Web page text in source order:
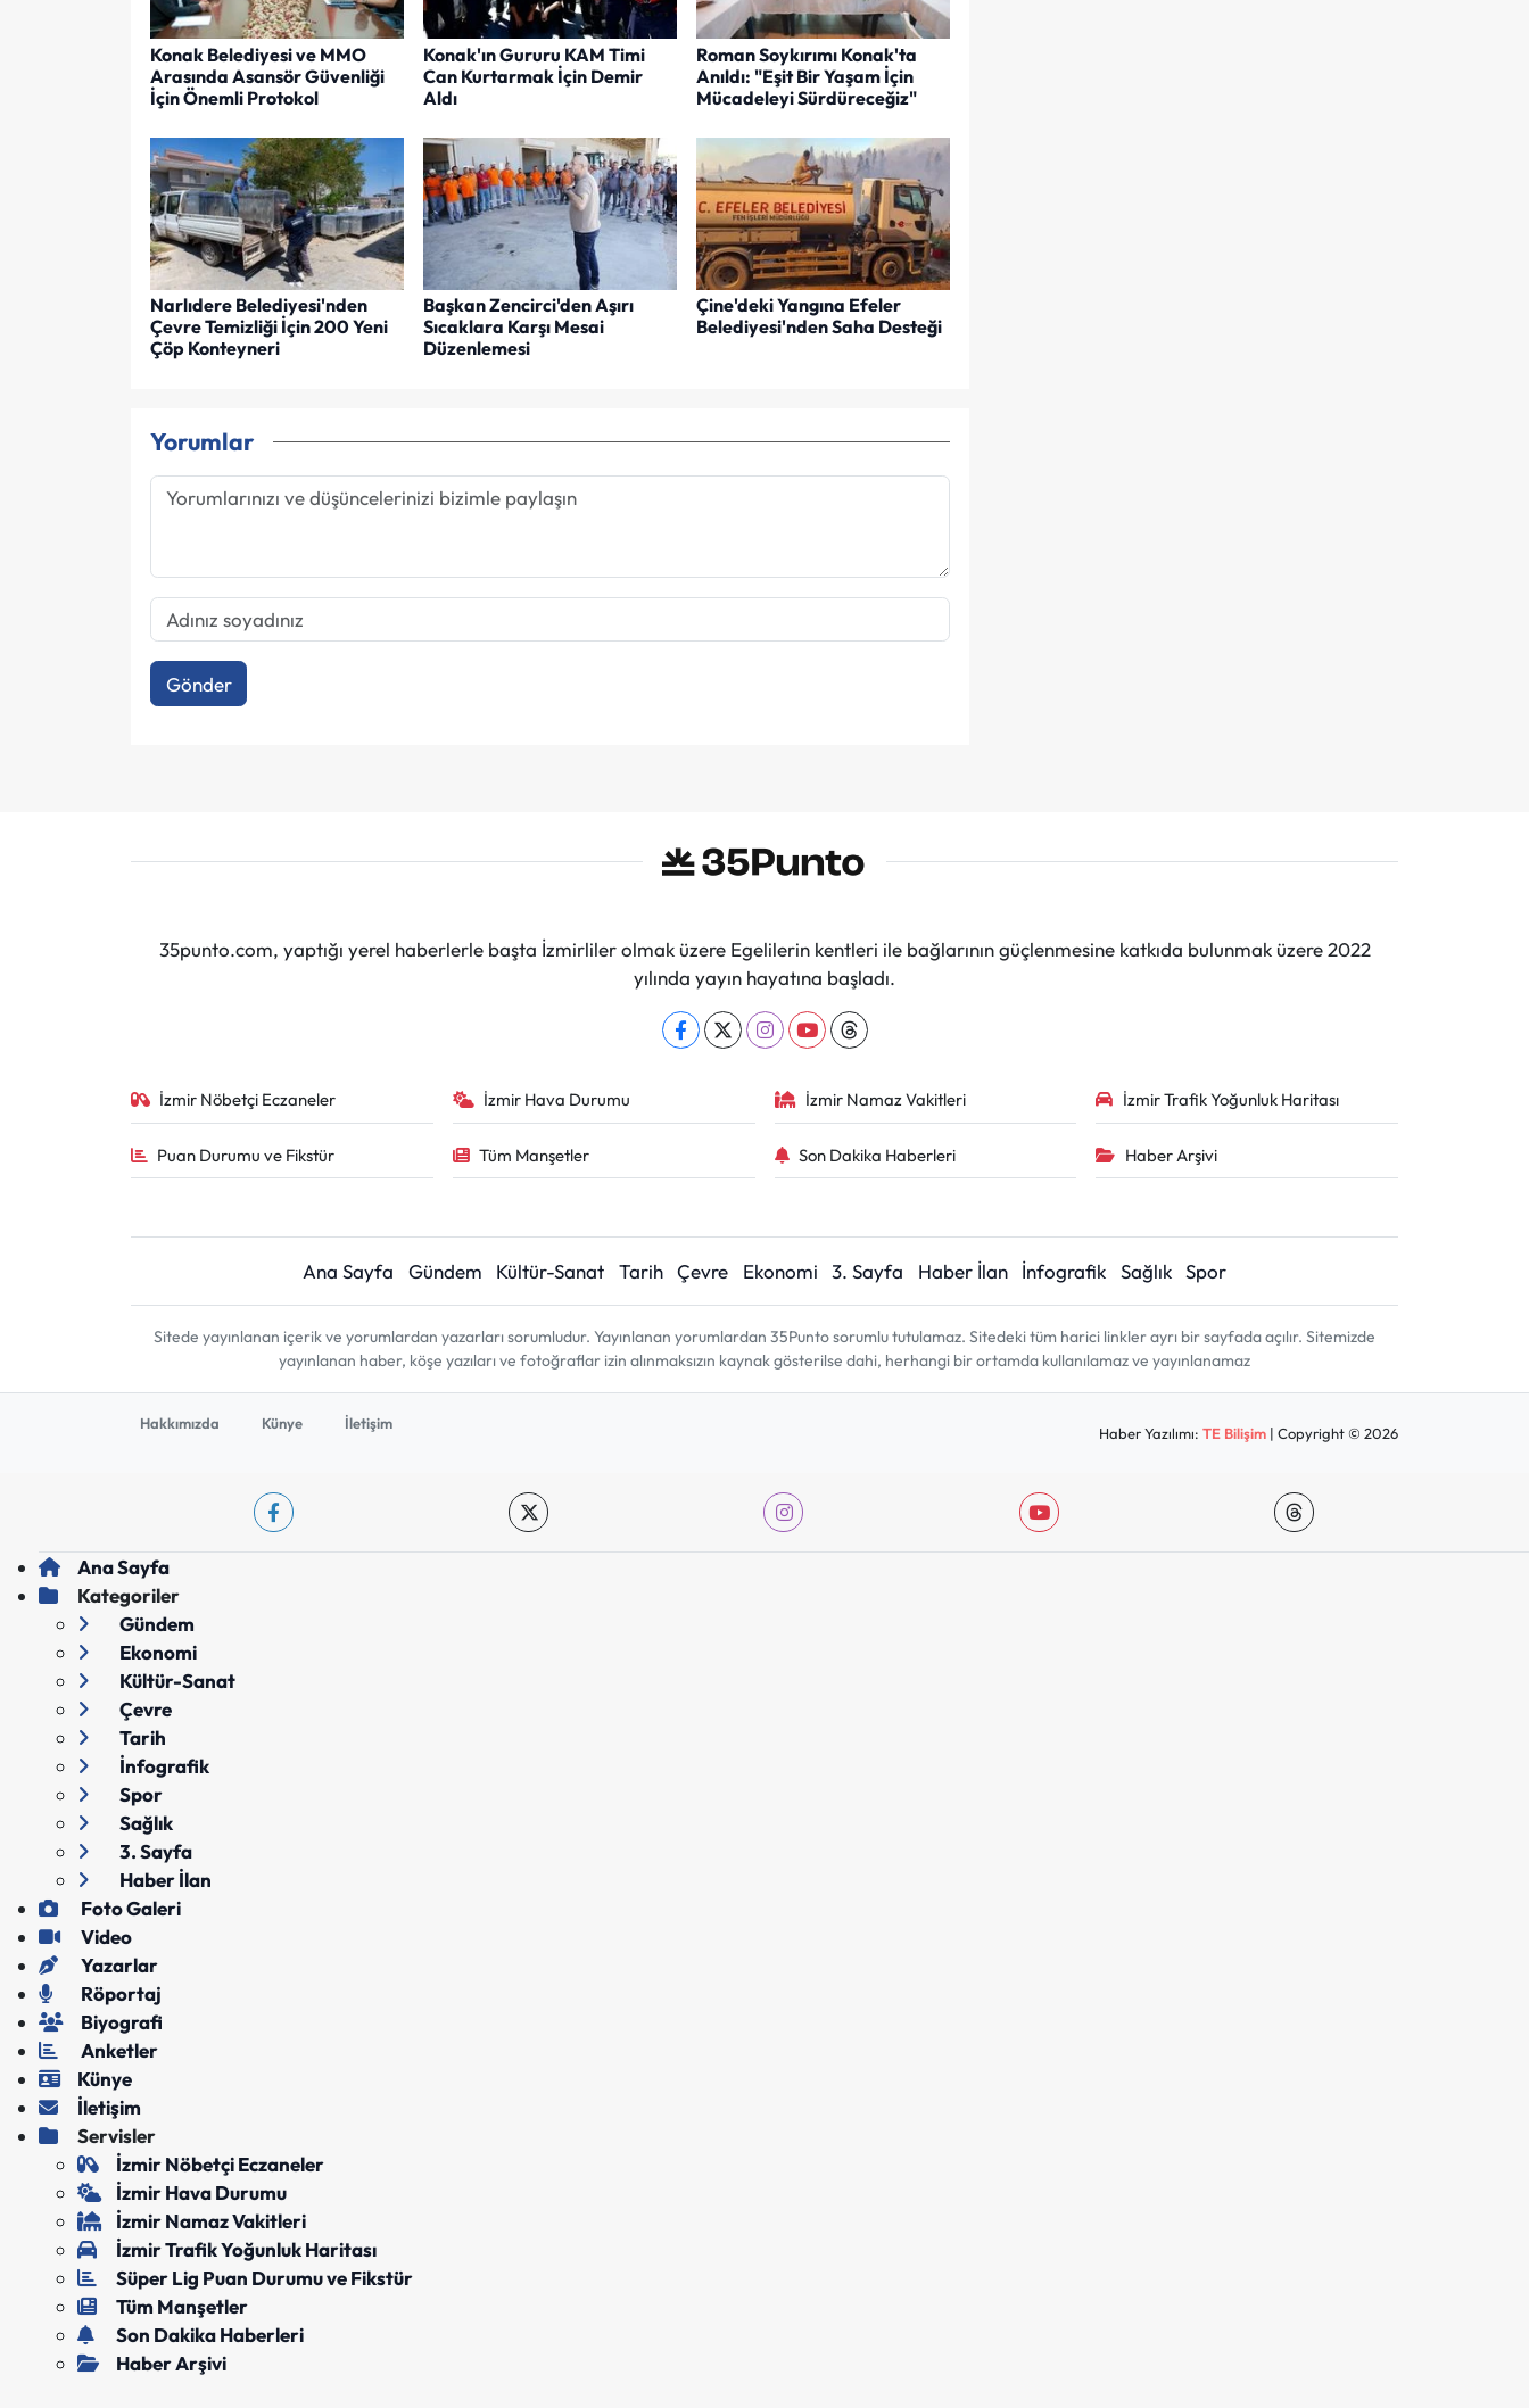
Konak Belediyesi ve MMO
Arasında Asansör Güvenliği
İçin Önemli Protokol
Konak'ın Gururu KAM Timi
Can Kurtarmak İçin Demir
Aldı
Roman Soykırımı Konak'ta
Anıldı: "Eşit Bir Yaşam İçin
Mücadeleyi Sürdüreceğiz"
Narlıdere Belediyesi'nden
Çevre Temizliği İçin 200 Yeni
Çöp Konteyneri
Başkan Zencirci'den Aşırı
Sıcaklara Karşı Mesai
Düzenlemesi
Çine'deki Yangına Efeler
Belediyesi'nden Saha Desteği
Yorumlar
Gönder
35punto.com, yaptığı yerel haberlerle başta İzmirliler olmak üzere Egelilerin kentleri ile bağlarının güçlenmesine katkıda bulunmak üzere 2022
yılında yayın hayatına başladı.
İzmir Nöbetçi Eczaneler İzmir Hava Durumu İzmir Namaz Vakitleri İzmir Trafik Yoğunluk Haritası
Puan Durumu ve Fikstür Tüm Manşetler Son Dakika Haberleri Haber Arşivi
Ana Sayfa Gündem Kültür-Sanat Tarih Çevre Ekonomi 3. Sayfa Haber İlan İnfografik Sağlık Spor
Sitede yayınlanan içerik ve yorumlardan yazarları sorumludur. Yayınlanan yorumlardan 35Punto sorumlu tutulamaz. Sitedeki tüm harici linkler ayrı bir sayfada açılır. Sitemizde
yayınlanan haber, köşe yazıları ve fotoğraflar izin alınmaksızın kaynak gösterilse dahi, herhangi bir ortamda kullanılamaz ve yayınlanamaz
Hakkımızda Künye İletişim
Haber Yazılımı:TE Bilişim | Copyright © 2026
Ana Sayfa
Kategoriler
Gündem
Ekonomi
Kültür-Sanat
Çevre
Tarih
İnfografik
Spor
Sağlık
3. Sayfa
Haber İlan
Foto Galeri
Video
Yazarlar
Röportaj
Biyografi
Anketler
Künye
İletişim
Servisler
İzmir Nöbetçi Eczaneler
İzmir Hava Durumu
İzmir Namaz Vakitleri
İzmir Trafik Yoğunluk Haritası
Süper Lig Puan Durumu ve Fikstür
Tüm Manşetler
Son Dakika Haberleri
Haber Arşivi